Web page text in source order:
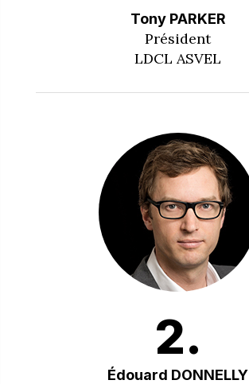
Tony PARKER
Président
LDCL ASVEL
2.
Édouard DONNELLY